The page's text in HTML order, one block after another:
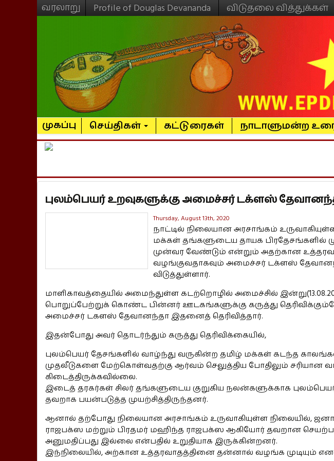
வரலாறு Profile of Douglas Devananda விடுதலை வித்துக்கள்
முகப்பு செய்திகள் கட்டுரைகள் நாடாளுமன்ற
புலம்பெயர் உறவுகளுக்கு அமைச்சர் டக்ளஸ்
Thursday, August 13th, 2020
நாட்டில் நிலையான அரசாங்கம்
மக்கள் தங்களுடைய தாயக பிரதேசங்களில்
முன்வர வேண்டும் என்றும் அதற்கான
வழங்குவதாகவும் அமைச்சர் டக்ளஸ்
விடுத்துள்ளார்.
மாளிகாவத்தையில் அமைந்துள்ள கடற்றொழில் அமைச்சில்
பொறுப்பேற்றுக் கொண்ட பின்னர் ஊடகங்களுக்கு கருத்து
அமைச்சர் டகளஸ் தேவானந்தா இதனைத் தெரிவித்தார்.
இதன்போது அவர் தொடர்ந்தும் கருத்து தெரிவிக்கையில்,
புலம்பெயர் தேசங்களில் வாழ்ந்து வருகின்ற தமிழ் மக்கள் கடந்த
முதலீடுகளை மேற்கொள்வதற்கு ஆர்வம் செலுத்திய போதிலும் சரியான
கிடைத்திருக்கவில்லை.
இடைத் தரகர்கள் சிலர் தங்களுடைய குறுகிய நலன்களுக்காக
தவறாக பயன்படுத்த முயற்சித்திருந்தனர்.
ஆனால் தற்போது நிலையான அரசாங்கம் உருவாகியுள்ள நிலையில்,
ராஜபக்ஸ மற்றும் பிரதமர் மஹிந்த ராஜபக்ஸ ஆகியோர் தவறான
அனுமதிப்பது இல்லை என்பதில் உறுதியாக இருக்கின்றனர்.
இந்நிலையில், அற்கான உத்தரவாதத்தினை தன்னால் வழங்க முடியும்